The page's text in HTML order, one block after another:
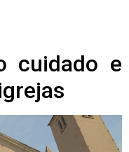
cuidado e